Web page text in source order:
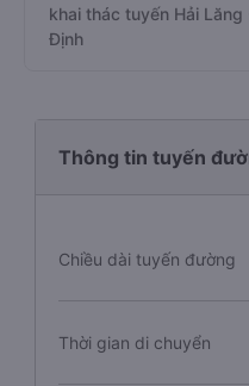
khai thác tuyến Hải
Định
Thông tin tuyến
Chiều dài tuyến đường
Thời gian di chuyển